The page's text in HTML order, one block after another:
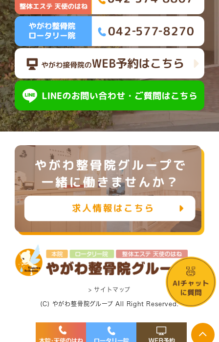
> サイトマップ
(C) やがわ整骨院グループ All Right Reserved.